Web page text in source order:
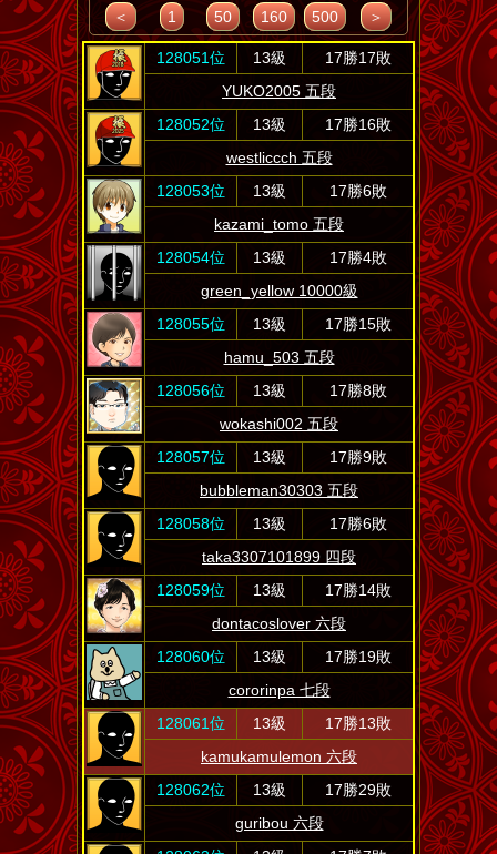
＜
1 50 160 500 ＞
128051位 13級
17勝17敗
YUKO2005 五段
128052位
13級
17勝16敗
westliccch 五段
128053位
13級
17勝6敗
kazami_tomo 五段
128054位
13級
17勝4敗
green_yellow 10000級
128055位
13級
17勝15敗
hamu_503 五段
128056位
13級
17勝8敗
wokashi002 五段
128057位
13級
17勝9敗
bubbleman30303 五段
128058位
13級
17勝6敗
taka3307101899 四段
128059位
13級
17勝14敗
dontacoslover 六段
128060位
13級
17勝19敗
cororinpa 七段
128061位
13級
17勝13敗
kamukamulemon 六段
128062位
13級
17勝29敗
guribou 六段